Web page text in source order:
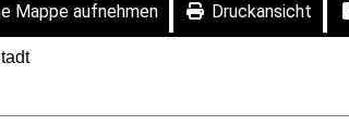
Mappe aufnehmen Druckansicht